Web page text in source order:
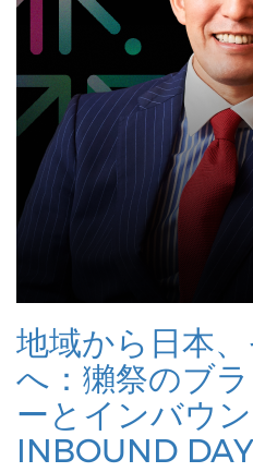
地域から日本
へ：獺祭のブ
ーとインバウ
INBOUND